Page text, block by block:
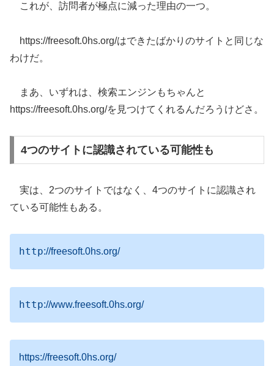
これが、訪問者が極点に減った理由の一つ。
https://freesoft.0hs.org/はできたばかりのサイトと同じな
わけだ。
まあ、いずれは、検索エンジンもちゃんと
https://freesoft.0hs.org/を見つけてくれるんだろうけどさ。
4つのサイトに認識されている可能性も
実は、2つのサイトではなく、4つのサイトに認識され
ている可能性もある。
http://freesoft.0hs.org/
http://www.freesoft.0hs.org/
https://freesoft.0hs.org/